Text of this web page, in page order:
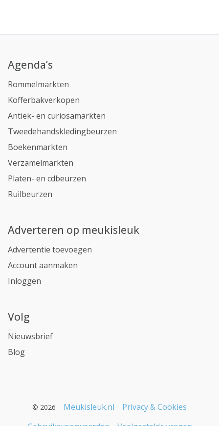
Agenda’s
Rommelmarkten
Kofferbakverkopen
Antiek- en curiosamarkten
Tweedehandskledingbeurzen
Boekenmarkten
Verzamelmarkten
Platen- en cdbeurzen
Ruilbeurzen
Adverteren op meukisleuk
Advertentie toevoegen
Account aanmaken
Inloggen
Volg
Nieuwsbrief
Blog
© 2026 Meukisleuk.nl
Privacy & Cookies